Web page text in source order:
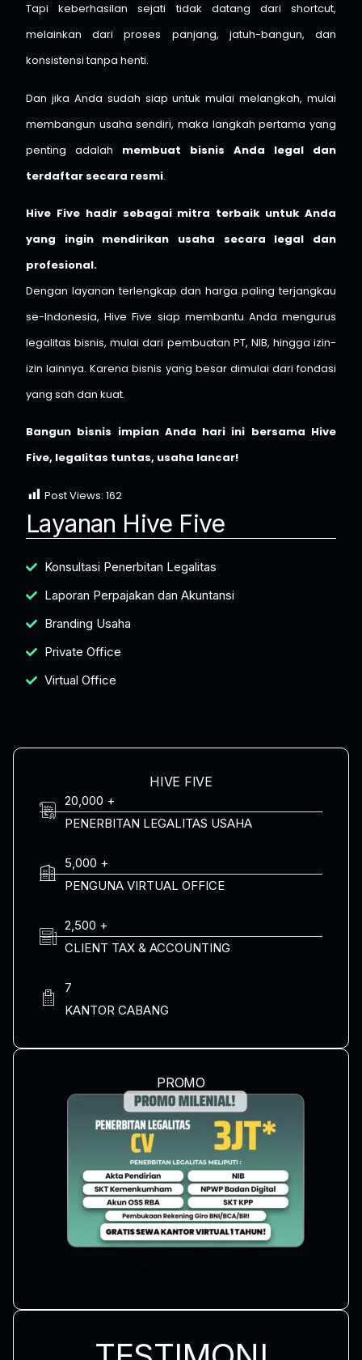
Tapi keberhasilan sejati tidak datang dari shortcut,
melainkan dari proses panjang, jatuh-bangun, dan
konsistensi tanpa henti.
Dan jika Anda sudah siap untuk mulai melangkah, mulai
membangun usaha sendiri, maka langkah pertama yang
penting adalah membuat bisnis Anda legal dan
terdaftar secara resmi.
Hive Five hadir sebagai mitra terbaik untuk Anda
yang ingin mendirikan usaha secara legal dan
profesional.
Dengan layanan terlengkap dan harga paling terjangkau
se-Indonesia, Hive Five siap membantu Anda mengurus
legalitas bisnis, mulai dari pembuatan PT, NIB, hingga izin-
izin lainnya. Karena bisnis yang besar dimulai dari fondasi
yang sah dan kuat.
Bangun bisnis impian Anda hari ini bersama Hive
Five, legalitas tuntas, usaha lancar!
Post Views: 162
Layanan Hive Five
Konsultasi Penerbitan Legalitas
Laporan Perpajakan dan Akuntansi
Branding Usaha
Private Office
Virtual Office
HIVE FIVE
20,000 +
PENERBITAN LEGALITAS USAHA
5,000 +
PENGUNA VIRTUAL OFFICE
2,500 +
CLIENT TAX & ACCOUNTING
7
KANTOR CABANG
PROMO